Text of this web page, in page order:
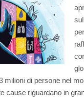
milioni di persone nel
cause riguardano in